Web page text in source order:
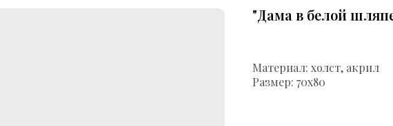
"Дама в белой
Материал: холст, акрил
Размер: 70х80